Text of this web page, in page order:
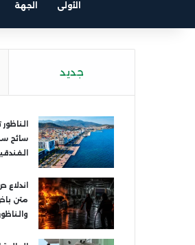
الأولى الجهة
جديد
سائح
متن
والناظور